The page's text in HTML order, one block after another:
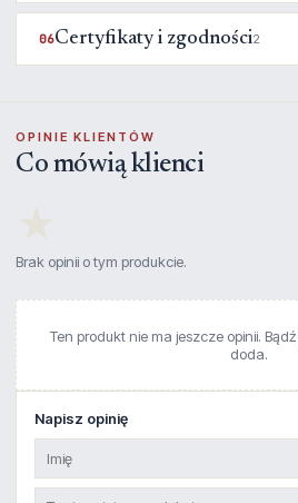
06Certyfikaty i zgodności2
OPINIE KLIENTÓW
Co mówią klienci
Brak opinii o tym produkcie.
Ten produkt nie ma jeszcze opinii.
doda.
Napisz opinię